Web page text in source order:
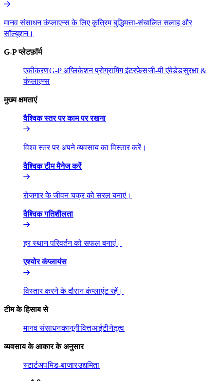
मानव संसाधन कंप्लाएन्स के लिए कृत्रिम बुद्धिमत्ता-संचालित सलाह और
सॉल्यूशन।​​
G-P प्लेटफ़ॉर्म​​
एकीकरण​​G-P अप्लिकेशन प्रोग्रामिंग इंटरफ़ेस​​जी-पी एंबेडेड​​सुरक्षा &
कंप्लाएन्स​​
मुख्य क्षमताएं​​
वैश्विक स्तर पर काम पर रखना​​
विश्व स्तर पर अपने व्यवसाय का विस्तार करें।​​
वैश्विक टीम मैनेज करें​​
रोज़गार के जीवन चक्र को सरल बनाएं।​​
वैश्विक गतिशीलता​​
हर स्थान परिवर्तन को सफल बनाएं।​​
एश्योर कंप्लायंस​​
विस्तार करने के दौरान कंप्लाएंट रहें।​​
टीम के हिसाब से​​
मानव संसाधन​​कानूनी​​वित्त​​आईटी​​नेतृत्व​​
व्यवसाय के आकार के अनुसार​​
स्टार्टअप​​मिड-बाजार​​उद्यमिता​​